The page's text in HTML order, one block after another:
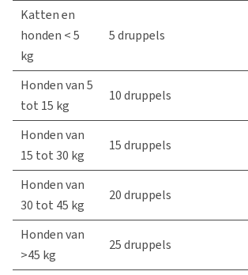
Katten en
honden < 5
kg
5 druppels
Honden van 5
tot 15 kg
10 druppels
Honden van
15 tot 30 kg
15 druppels
Honden van
30 tot 45 kg
20 druppels
Honden van
>45 kg
25 druppels